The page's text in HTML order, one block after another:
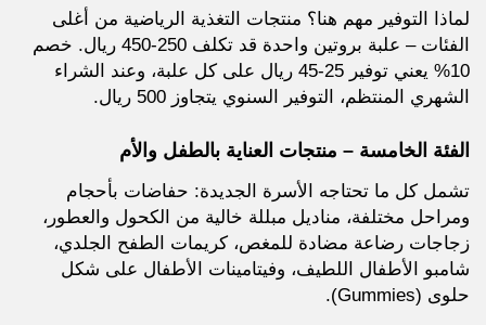
لماذا التوفير مهم هنا؟ منتجات التغذية الرياضية من أغلى
الفئات – علبة بروتين واحدة قد تكلف 250-450 ريال. خصم
10% يعني توفير 25-45 ريال على كل علبة، وعند الشراء
الشهري المنتظم، التوفير السنوي يتجاوز 500 ريال.
الفئة الخامسة – منتجات العناية بالطفل والأم
تشمل كل ما تحتاجه الأسرة الجديدة: حفاضات بأحجام
ومراحل مختلفة، مناديل مبللة خالية من الكحول والعطور،
زجاجات رضاعة مضادة للمغص، كريمات الطفح الجلدي،
شامبو الأطفال اللطيف، وفيتامينات الأطفال على شكل
حلوى (Gummies).